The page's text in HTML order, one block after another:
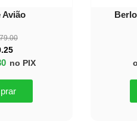
Avião
no PIX